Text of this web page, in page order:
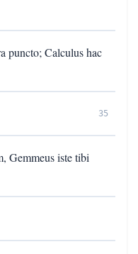
puncto; Calculus hac
35
Gemmeus iste tibi